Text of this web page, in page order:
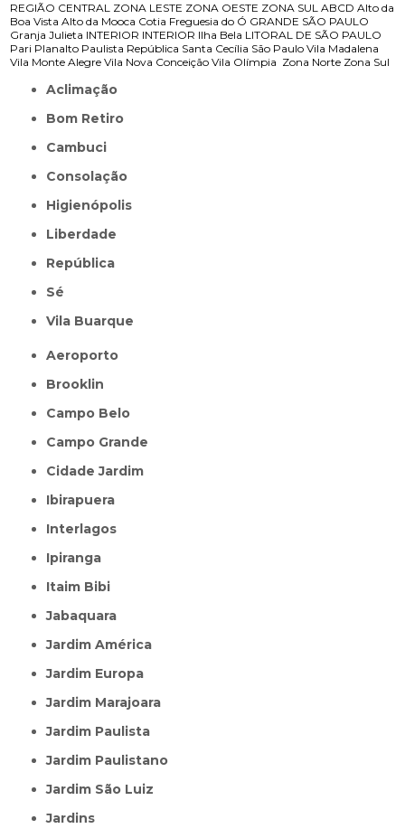
REGIÃO CENTRAL ZONA LESTE ZONA OESTE ZONA SUL ABCD Alto da
Boa Vista Alto da Mooca Cotia Freguesia do Ó GRANDE SÃO PAULO
Granja Julieta INTERIOR INTERIOR Ilha Bela LITORAL DE SÃO PAULO
Pari Planalto Paulista República Santa Cecília São Paulo Vila Madalena
Vila Monte Alegre Vila Nova Conceição Vila Olímpia Zona Norte Zona Sul
Aclimação
Bom Retiro
Cambuci
Consolação
Higienópolis
Liberdade
República
Sé
Vila Buarque
Aeroporto
Brooklin
Campo Belo
Campo Grande
Cidade Jardim
Ibirapuera
Interlagos
Ipiranga
Itaim Bibi
Jabaquara
Jardim América
Jardim Europa
Jardim Marajoara
Jardim Paulista
Jardim Paulistano
Jardim São Luiz
Jardins